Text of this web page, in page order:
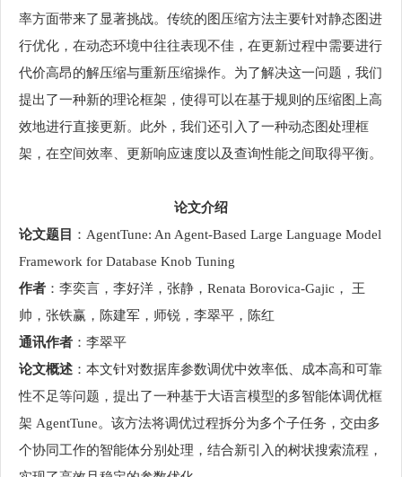
率方面带来了显著挑战。传统的图压缩方法主要针对静态图进
行优化，在动态环境中往往表现不佳，在更新过程中需要进行
代价高昂的解压缩与重新压缩操作。为了解决这一问题，我们
提出了一种新的理论框架，使得可以在基于规则的压缩图上高
效地进行直接更新。此外，我们还引入了一种动态图处理框
架，在空间效率、更新响应速度以及查询性能之间取得平衡。
论文介绍
论文题目
：AgentTune: An Agent-Based Large Language Model
Framework for Database Knob Tuning
作者 ：李奕言，李好洋，张静，Renata Borovica-Gajic， 王
帅，张铁赢，陈建军，师锐，李翠平，陈红
通讯作者 ：李翠平
论文概述 ：本文针对数据库参数调优中效率低、成本高和可靠
性不足等问题，提出了一种基于大语言模型的多智能体调优框
架 AgentTune。该方法将调优过程拆分为多个子任务，交由多
个协同工作的智能体分别处理，结合新引入的树状搜索流程，